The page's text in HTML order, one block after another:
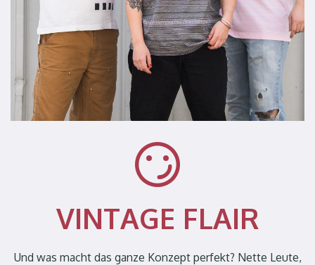
VINTAGE FLAIR
Und was macht das ganze Konzept perfekt? Nette Leute,